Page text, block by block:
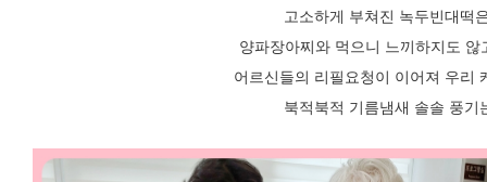
고소하게 부쳐진 녹두빈대떡
양파장아찌와 먹으니 느끼하지도
어르신들의 리필요청이 이어져 우리
북적북적 기름냄새 솔솔 풍